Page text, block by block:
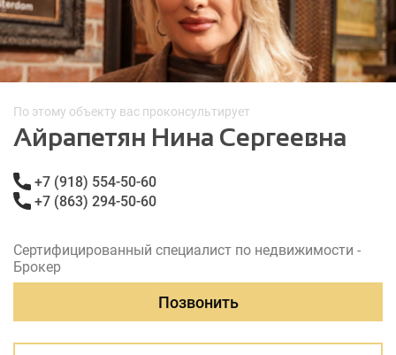
По этому объекту вас проконсультирует
Айрапетян Нина Сергеевна
+7 (918) 554-50-60
+7 (863) 294-50-60
Сертифицированный специалист по недвижимости -
Брокер
Позвонить